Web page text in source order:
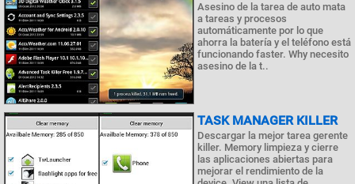
Asesino de la tarea de auto mata
a tareas y procesos
automáticamente por lo que
ahorra la batería y el teléfono está
funcionando faster. Why necesito
asesino de la t..
TASK MANAGER KILLER
Descargar la mejor tarea gerente
killer. Memory limpieza y cierre
las aplicaciones abiertas para
mejorar el rendimiento de la